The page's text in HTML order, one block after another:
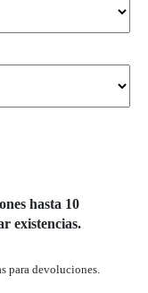
hasta 10
existencias.
para devoluciones.